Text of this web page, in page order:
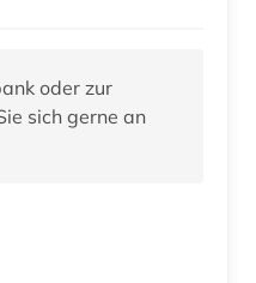
oder zur
sich gerne an